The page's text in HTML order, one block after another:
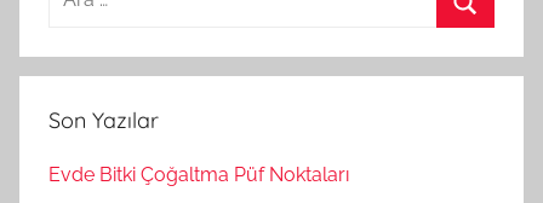
a
a
r
Son Yazılar
Evde Bitki Çoğaltma Püf Noktaları